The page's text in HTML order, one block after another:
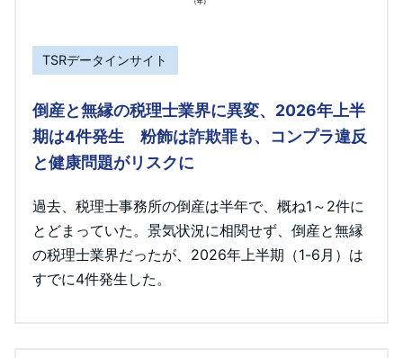
TSRデータインサイト
倒産と無縁の税理士業界に異変、2026年上半
期は4件発生 粉飾は詐欺罪も、コンプラ違反
と健康問題がリスクに
過去、税理士事務所の倒産は半年で、概ね1～2件に
とどまっていた。景気状況に相関せず、倒産と無縁
の税理士業界だったが、2026年上半期（1-6月）は
すでに4件発生した。